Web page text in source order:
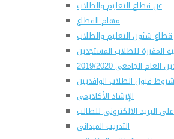
عن قطاع التعليم والطلاب
مهام القطاع
قطاع شئون التعليم والطلاب
المقررة للطلاب المستجدين
الجامعى 2019/2020
شروط قبول الطلاب الوافديين
الإرشاد الأكاديمى
البريد الالكترونى للطالب
التدريب الميداني